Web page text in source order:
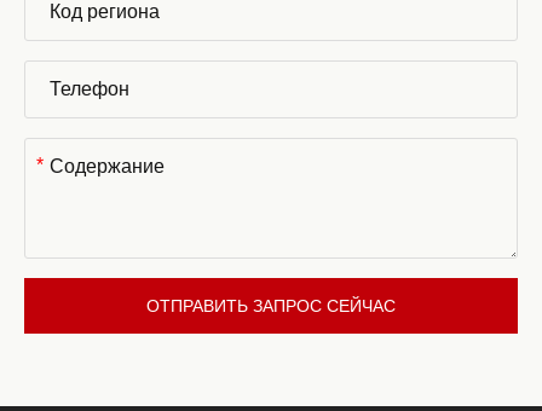
*
ОТПРАВИТЬ ЗАПРОС СЕЙЧАС